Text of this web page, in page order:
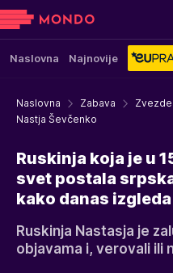
Naslovna Najnovije
Naslovna Zabava
Nastja Ševčenko
Ruskinja koja je u
svet postala
kako danas
Ruskinja Nastasja je
objavama i, verovali ili